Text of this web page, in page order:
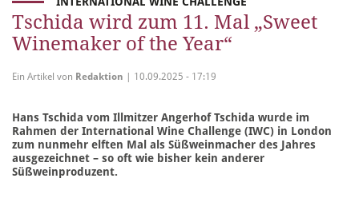
Tschida wird zum 11. Mal „Sweet
Winemaker of the Year“
Ein Artikel von Redaktion | 10.09.2025 - 17:19
Hans Tschida vom Illmitzer Angerhof Tschida wurde im
Rahmen der International Wine Challenge (IWC) in London
zum nunmehr elften Mal als Süßweinmacher des Jahres
ausgezeichnet – so oft wie bisher kein anderer
Süßweinproduzent.